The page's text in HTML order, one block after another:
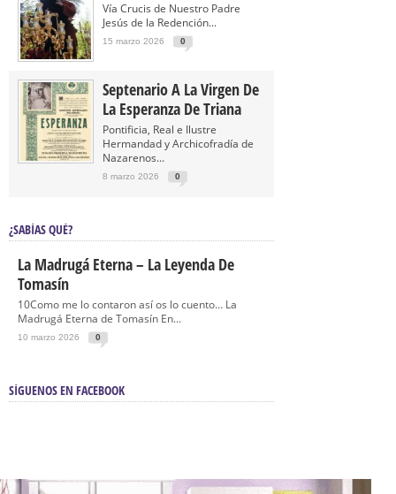
Vía Crucis de Nuestro Padre
Jesús de la Redención...
15 marzo 2026 0
Septenario A La Virgen De
La Esperanza De Triana
Pontificia, Real e Ilustre
Hermandad y Archicofradía de
Nazarenos...
8 marzo 2026 0
¿SABÍAS QUÉ?
La Madrugá Eterna – La Leyenda De
Tomasín
10Como me lo contaron así os lo cuento… La
Madrugá Eterna de Tomasín En...
10 marzo 2026 0
SÍGUENOS EN FACEBOOK